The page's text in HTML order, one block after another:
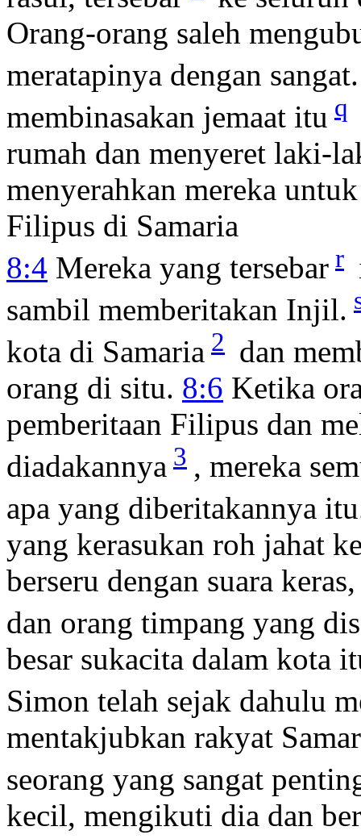
Orang-orang saleh
meratapinya dengan
membinasakan jemaat itu q
rumah dan menyeret laki-
menyerahkan mereka
Filipus di Samaria
8:4 Mereka yang tersebar r
sambil memberitakan Injil.
kota di Samaria 2 dan
orang di situ. 8:6 Ketika
pemberitaan Filipus dan
diadakannya 3 , mereka
apa yang diberitakannya
yang kerasukan roh jahat
berseru dengan suara
dan orang timpang yang
besar sukacita dalam kota
Simon telah sejak dahulu
mentakjubkan rakyat
seorang yang sangat
kecil, mengikuti dia dan